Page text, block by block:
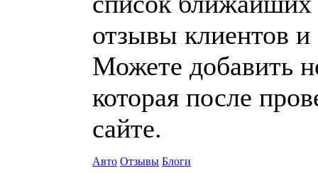
отзывы клиентов
Можете добавить
которая после
сайте.
Авто Отзывы Блоги